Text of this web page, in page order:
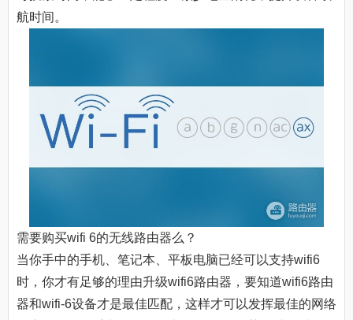
航时间。
需要购买wifi 6的无线路由器么？
当你手中的手机、笔记本、平板电脑已经可以支持wifi6
时，你才有足够的理由升级wifi6路由器，要知道wifi6路由
器和wifi-6设备才是最佳匹配，这样才可以发挥最佳的网络